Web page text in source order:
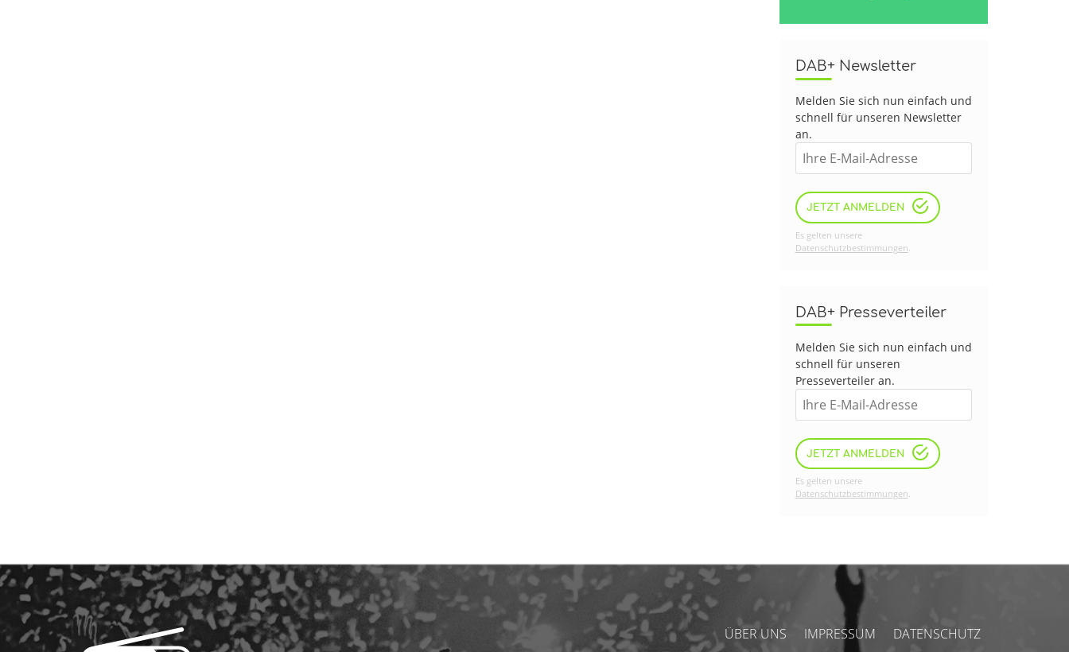
DAB+ Newsletter
Melden Sie sich nun einfach und
schnell für unseren Newsletter
an.
JETZT ANMELDEN
Es gelten unsere
Datenschutzbestimmungen
DAB+ Presseverteiler
Melden Sie sich nun einfach und
schnell für unseren
Presseverteiler an.
JETZT ANMELDEN
Es gelten unsere
Datenschutzbestimmungen.
ÜBER UNS IMPRESSUM DATENSCHUTZ